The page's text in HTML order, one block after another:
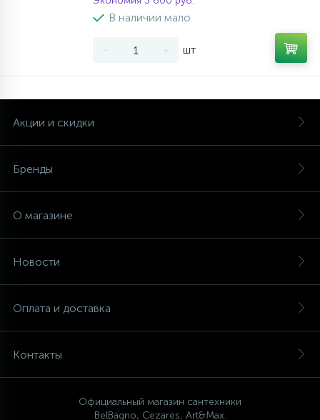
В наличии мало
- + шт
Акции и скидки
Бренды
О магазине
Новости
Оплата и доставка
Контакты
Официальный магазин сантехники
BelBagno, Cezares, Art&Max.